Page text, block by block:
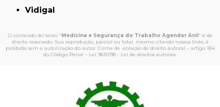
Vidigal
O conteúdo do texto " Medicina e Segurança do Trabalho Agendar Anil " é de
direito reservado. Sua reprodução, parcial ou total, mesmo citando nossos links, é
proibida sem a autorização do autor. Crime de violação de direito autoral – artigo 184
do Código Penal – Lei 9610/98 - Lei de direitos autorais.